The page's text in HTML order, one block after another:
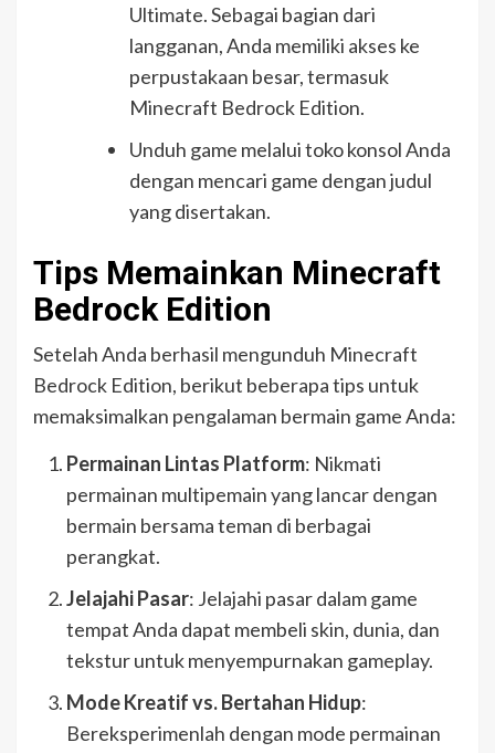
Ultimate. Sebagai bagian dari
langganan, Anda memiliki akses ke
perpustakaan besar, termasuk
Minecraft Bedrock Edition.
Unduh game melalui toko konsol Anda
dengan mencari game dengan judul
yang disertakan.
Tips Memainkan Minecraft
Bedrock Edition
Setelah Anda berhasil mengunduh Minecraft
Bedrock Edition, berikut beberapa tips untuk
memaksimalkan pengalaman bermain game Anda:
Permainan Lintas Platform: Nikmati
permainan multipemain yang lancar dengan
bermain bersama teman di berbagai
perangkat.
Jelajahi Pasar: Jelajahi pasar dalam game
tempat Anda dapat membeli skin, dunia, dan
tekstur untuk menyempurnakan gameplay.
Mode Kreatif vs. Bertahan Hidup:
Bereksperimenlah dengan mode permainan